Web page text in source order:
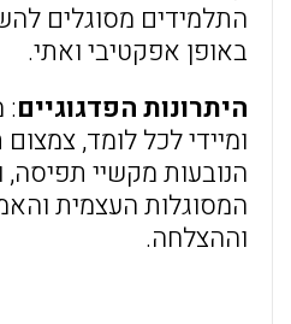
התלמידים מסוגלים
באופן אפקטיבי ואתי.
היתרונות הפדגוגיים:
ומיידי לכל לומד,
הנובעות מקשיי תפיסה,
המסוגלות העצמית
וההצלחה.